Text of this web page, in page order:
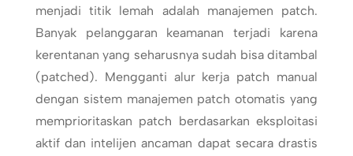
menjadi titik lemah adalah manajemen patch.
Banyak pelanggaran keamanan terjadi karena
kerentanan yang seharusnya sudah bisa ditambal
(patched). Mengganti alur kerja patch manual
dengan sistem manajemen patch otomatis yang
memprioritaskan patch berdasarkan eksploitasi
aktif dan intelijen ancaman dapat secara drastis